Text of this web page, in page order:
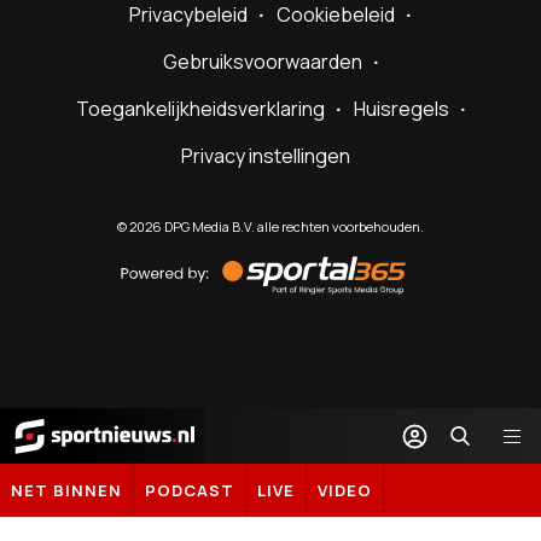
Privacybeleid
Cookiebeleid
Gebruiksvoorwaarden
Toegankelijkheidsverklaring
Huisregels
Privacy instellingen
©2026 DPG Media B.V. alle rechten voorbehouden.
by
Sportal365
Sportnieuws.nl
NET BINNEN PODCAST LIVE VIDEO